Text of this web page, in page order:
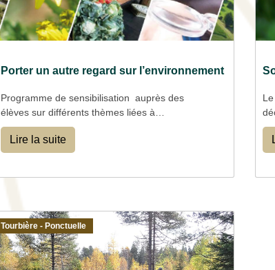
Porter un autre regard sur l’environnement
Programme de sensibilisation auprès des
élèves sur différents thèmes liées à
l’environnement
Lire la suite
Tourbière - Ponctuelle